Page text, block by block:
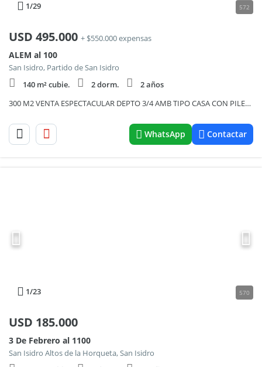
1/29 572
USD 495.000 + $550.000 expensas
ALEM al 100
San Isidro, Partido de San Isidro
140 m² cubie.
2 dorm.
2 años
300 M2 VENTA ESPECTACULAR DEPTO 3/4 AMB TIPO CASA CON PILETA Y JARDIN PROPIO EN SAN ISIDRO
WhatsApp Contactar
1/23 570
USD 185.000
3 De Febrero al 1100
San Isidro Altos de la Horqueta, San Isidro